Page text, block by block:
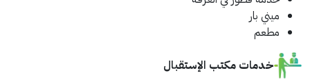
ميني بار
مطعم
خدمات مكتب الإستقبال